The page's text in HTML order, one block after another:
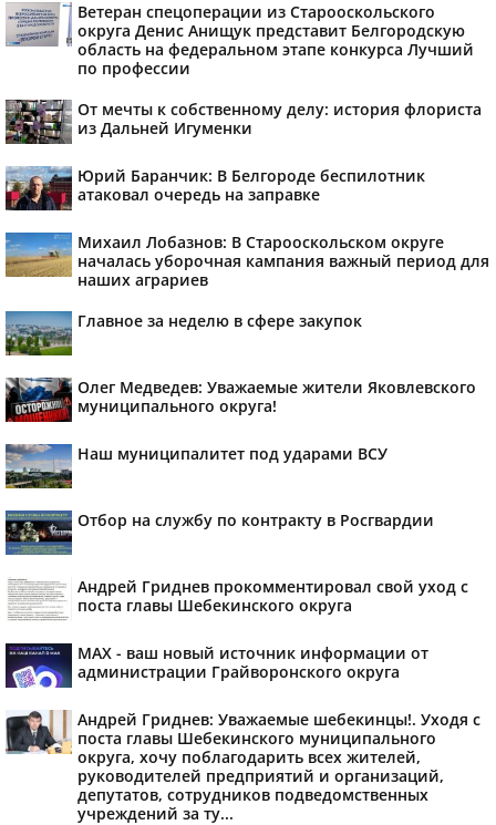
Ветеран спецоперации из Старооскольского
округа Денис Анищук представит Белгородскую
область на федеральном этапе конкурса Лучший
по профессии
От мечты к собственному делу: история флориста
из Дальней Игуменки
Юрий Баранчик: В Белгороде беспилотник
атаковал очередь на заправке
Михаил Лобазнов: В Старооскольском округе
началась уборочная кампания важный период для
наших аграриев
Главное за неделю в сфере закупок
Олег Медведев: Уважаемые жители Яковлевского
муниципального округа!
Наш муниципалитет под ударами ВСУ
Отбор на службу по контракту в Росгвардии
Андрей Гриднев прокомментировал свой уход с
поста главы Шебекинского округа
MAX - ваш новый источник информации от
администрации Грайворонского округа
Андрей Гриднев: Уважаемые шебекинцы!. Уходя с
поста главы Шебекинского муниципального
округа, хочу поблагодарить всех жителей,
руководителей предприятий и организаций,
депутатов, сотрудников подведомственных
учреждений за ту...